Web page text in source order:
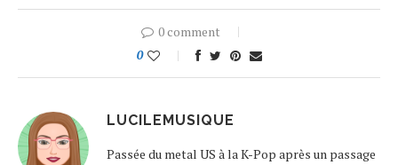
0 comment
0
LUCILEMUSIQUE
Passée du metal US à la K-Pop après un passage